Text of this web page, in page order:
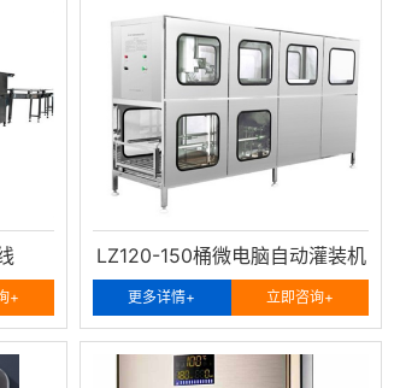
+
LZ120-150桶微电脑自动灌装机
更多详情+ 立即咨询+